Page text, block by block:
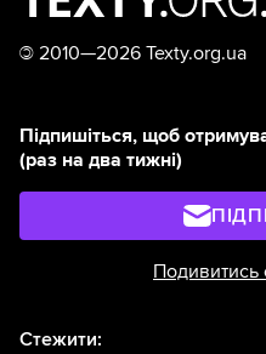
© 2010—2026 Texty.org.ua
Підпишіться, щоб
(раз на два тижні)
Подивитись
Стежити: